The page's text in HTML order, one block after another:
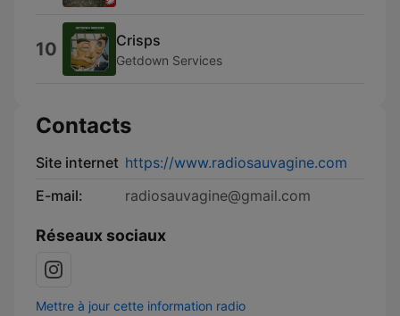
10 Crisps
Getdown Services
Contacts
Site internet https://www.radiosauvagine.com
E-mail:
radiosauvagine@gmail.com
Réseaux sociaux
Mettre à jour cette information radio